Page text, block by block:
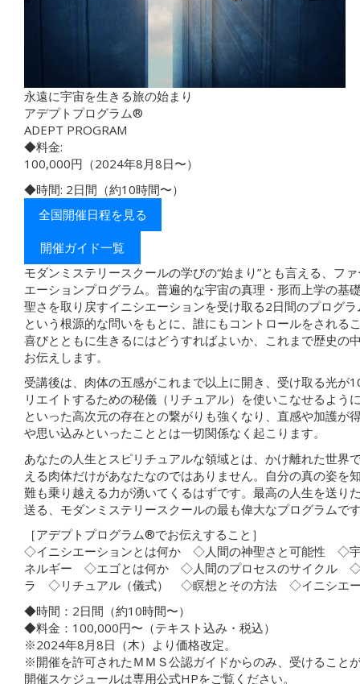
永遠に宇宙を生きる旅の始まり
アデプトプログラム®︎
ADEPT PROGRAM
◆料金:
100,000円（2024年8月8日〜）
◆時間: 2日間（約10時間〜）
全国開催日程を見る
開催ガイド一覧
モダンミステリースクールの学びの“始まり”とも言える、フ
エーションプログラム。普遍的な宇宙の真理・形而上学の基
聖さを取り戻すイニシエーションを受け取る2日間のプログ
という根源的な問いをもとに、誰にもコントロールをされる
喜びとともに生きるにはどうすればよいか、これまで歴史の
お伝えします。
受講後は、肉体の五感がこれまで以上に開き、受け取る光が
リエイトするための秘儀（リチュアル）を使いこなせるよう
といった高次元の存在との繋がりも強くなり、直感や加護が
や思い込みといったこととは一切関係なく起こります。
あなたの人生とスピリチュアルな領域とは、かけ離れた世界
える肉体だけがあなたなのではありません。自分の真の姿を
難も乗り越える力が湧いてくるはずです。最高の人生を送り
送る、モダンミステリースクールの最も偉大なプログラムで
［アデプトプログラム®︎でお伝えすること］
◇イニシエーションとは何か ◇人間の神聖さと可能性 ◇
ネルギー ◇エゴとは何か ◇人間のプロセスのサイクル ◇
ラ ◇リチュアル（儀式） ◇瞑想とその方法 ◇イニシエ
◆時間：2日間（約10時間〜）
◆料金：100,000円〜（テキスト込み・税込）
※2024年8月8日（木）より価格改定。
※開催を許可されたＭＭＳ公認ガイドからのみ、受けること
開催スケジュールは専用公式HPをご覧ください。